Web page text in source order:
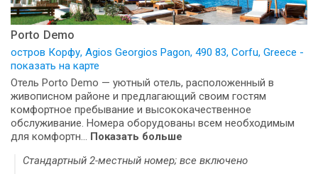
Porto Demo
остров Корфу, Agios Georgios Pagon, 490 83, Corfu, Greece -
показать на карте
Отель Porto Demo — уютный отель, расположенный в
живописном районе и предлагающий своим гостям
комфортное пребывание и высококачественное
обслуживание. Номера оборудованы всем необходимым
для комфортн... Показать больше
Стандартный 2-местный номер; все включено